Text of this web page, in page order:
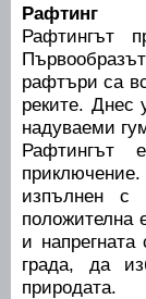
Рафтинг
Рафтингът
рафтъри са
реките. Днес
надуваеми
Рафтингът
изпълнен с
положителна
и
града, да
природата.